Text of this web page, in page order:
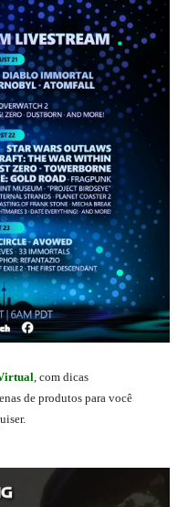
, com dicas
de produtos para você